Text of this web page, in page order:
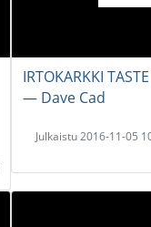
IRTOKARKKI
― Dave Cad
Julkaistu 2016-11-05